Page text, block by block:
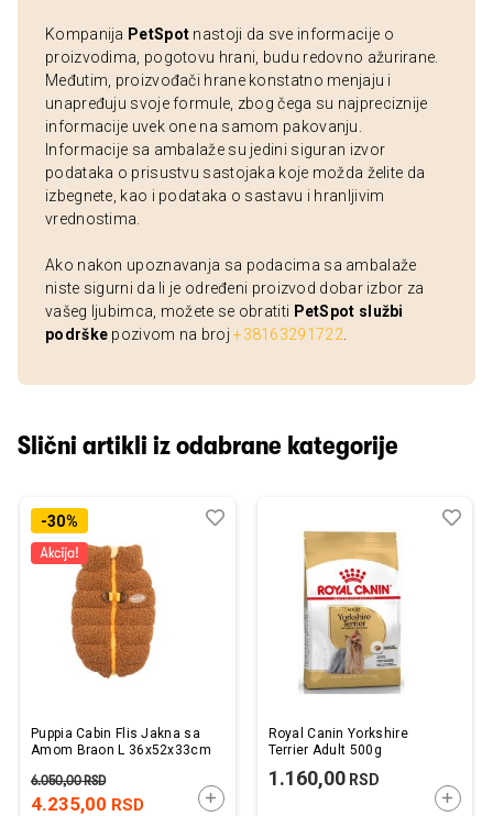
Kompanija PetSpot nastoji da sve informacije o
proizvodima, pogotovu hrani, budu redovno ažurirane.
Međutim, proizvođači hrane konstatno menjaju i
unapređuju svoje formule, zbog čega su najpreciznije
informacije uvek one na samom pakovanju.
Informacije sa ambalaže su jedini siguran izvor
podataka o prisustvu sastojaka koje možda želite da
izbegnete, kao i podataka o sastavu i hranljivim
vrednostima.
Ako nakon upoznavanja sa podacima sa ambalaže
niste sigurni da li je određeni proizvod dobar izbor za
vašeg ljubimca, možete se obratiti PetSpot službi
podrške pozivom na broj+38163291722
Slični artikli iz odabrane kategorije
-30%
Puppia Cabin Flis Jakna sa
Amom Braon L 36x52x33cm
4.235,00 RSD
6.050,00RSD
DODAJTE U KORPU
Dodaj
Uporedi
Royal Canin Yorkshire
Terrier Adult 500g
1.160,00RSD